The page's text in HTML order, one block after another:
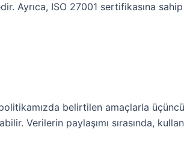
Ayrıca, ISO 27001 sertifikasına
belirtilen amaçlarla
Verilerin paylaşımı sırasında,